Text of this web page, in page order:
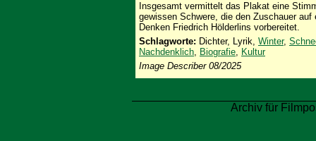
Insgesamt vermittelt das Plakat eine
gewissen Schwere, die den Zuschauer
Denken Friedrich Hölderlins vorbereitet.
Schlagworte: Dichter, Lyrik, Winter,
Nachdenklich, Biografie, Kultur
Image Describer 08/2025
Archiv für